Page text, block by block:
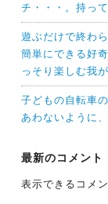
チ・・・。持っ
遊ぶだけで終わ
簡単にできる好
っそり楽しむ我
子どもの自転車
あわないように
最新のコメント
表示できるコメ